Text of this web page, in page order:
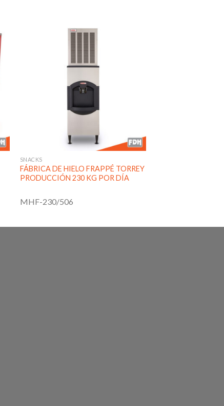
SNACKS
FÁBRICA DE HIELO FRAPPÉ TORREY
PRODUCCIÓN 230 KG POR DÍA
MHF-230/506